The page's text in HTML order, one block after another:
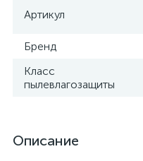
Артикул
Бренд
Класс
пылевлагозащиты
Описание